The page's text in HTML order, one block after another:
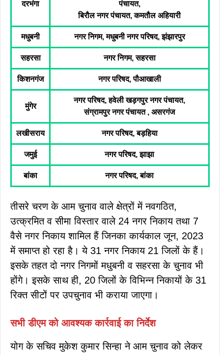
दरभंगा
पंचायत,
बिरौल नगर पंचायत, कमतौल अहियारी
मधुबनी नगर निगम, मधुबनी नगर परिषद, झंझारपुर
सहरसा नगर निगम, सहरसा
किशनगंज नगर परिषद, पौआखाली
मुंगेर
नगर परिषद, हवेली खड़गपुर नगर पंचायत,
संग्रामपुर नगर पंचायत , असरगंज
लखीसराय नगर परिषद, बड़हिया
जमुई नगरपरिषद, झाझा
बांका नगर परिषद, बांका
तीसरे चरण के आम चुनाव वाले क्षेत्रों में नवगठित,
उत्क्रमित व सीमा विस्तार वाले 24 नगर निकाय तथा 7
वैसे नगर निकाय शामिल हैं जिनका कार्यकाल जून, 2023
में समाप्त हो रहा है। ये 31 नगर निकाय 21 जिलों के हैं।
इसके तहत दो नगर निगमों मधुबनी व सहरसा के चुनाव भी
होंगे। इसके साथ ही, 20 जिलों के विभिन्न निकायों के 31
रिक्त सीटों पर उपचुनाव भी कराया जाएगा।
सभी डीएम को आवश्यक कार्रवाई का निर्देश
योग के सचिव मुकेश कुमार सिन्हा ने आम चुनाव को लेकर